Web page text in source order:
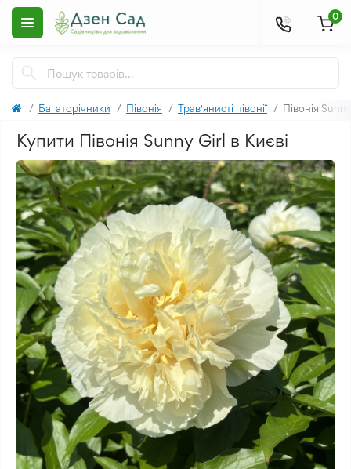
0
Багаторічники Півонія Трав'янисті півонії Півонія
Купити Півонія Sunny Girl в Києві